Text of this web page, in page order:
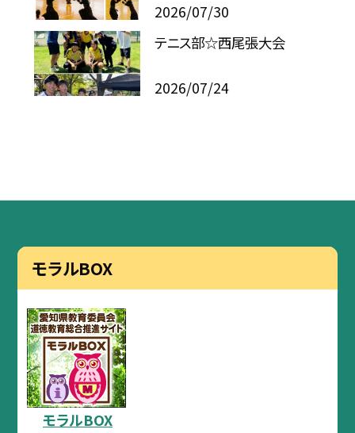
2026/07/30
テニス部☆西尾張大会
2026/07/24
モラルBOX
モラルBOX